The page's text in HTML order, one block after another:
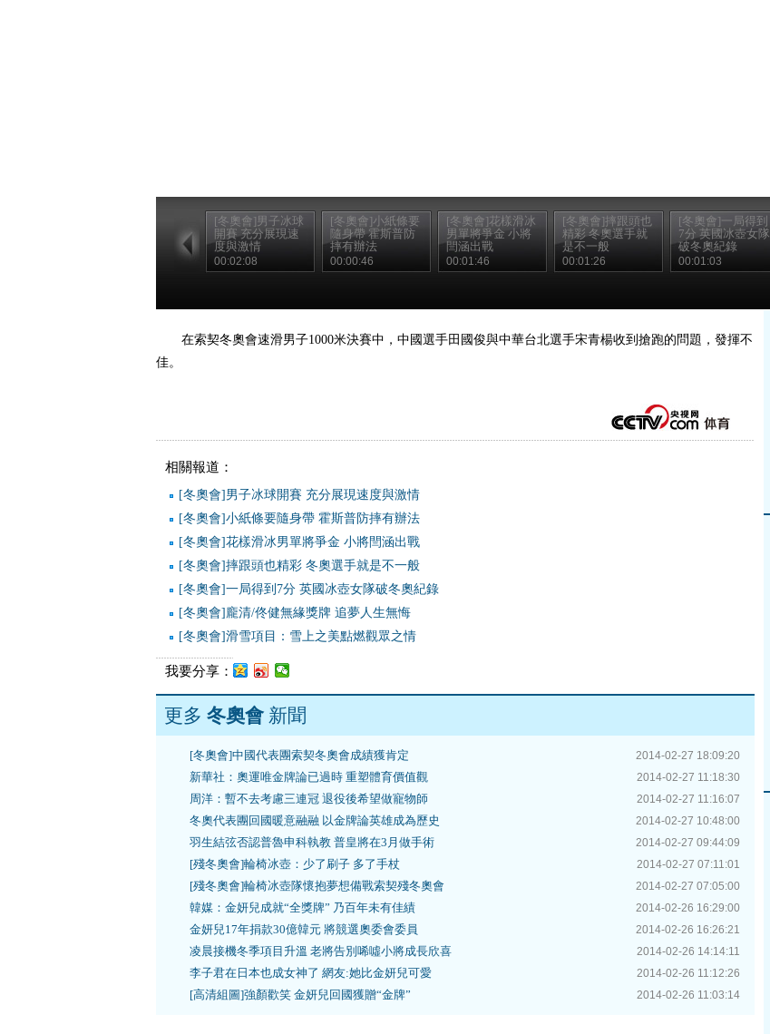
[冬奧會]男子冰球
開賽 充分展現速
度與激情
00:02:08
[冬奧會]小紙條要
隨身帶 霍斯普防
摔有辦法
00:00:46
[冬奧會]花樣滑冰
男單將爭金 小將
閆涵出戰
00:01:46
[冬奧會]摔跟頭也
精彩 冬奧選手就
是不一般
00:01:26
[冬奧會]一局得到
7分 英國冰壺女隊
破冬奧紀錄
00:01:03
在索契冬奧會速滑男子1000米決賽中，中國選手田國俊與中華台北選手宋青楊收到搶跑的問題，發揮不
佳。
相關報道：
[冬奧會]男子冰球開賽 充分展現速度與激情
[冬奧會]小紙條要隨身帶 霍斯普防摔有辦法
[冬奧會]花樣滑冰男單將爭金 小將閆涵出戰
[冬奧會]摔跟頭也精彩 冬奧選手就是不一般
[冬奧會]一局得到7分 英國冰壺女隊破冬奧紀錄
[冬奧會]龐清/佟健無緣獎牌 追夢人生無悔
[冬奧會]滑雪項目：雪上之美點燃觀眾之情
我要分享：
更多 冬奧會新聞
2014-02-27 18:09:20
[冬奧會]中國代表團索契冬奧會成績獲肯定
2014-02-27 11:18:30
新華社：奧運唯金牌論已過時 重塑體育價值觀
2014-02-27 11:16:07
周洋：暫不去考慮三連冠 退役後希望做寵物師
2014-02-27 10:48:00
冬奧代表團回國暖意融融 以金牌論英雄成為歷史
2014-02-27 09:44:09
羽生結弦否認普魯申科執教 普皇將在3月做手術
2014-02-27 07:11:01
[殘冬奧會]輪椅冰壺：少了刷子 多了手杖
2014-02-27 07:05:00
[殘冬奧會]輪椅冰壺隊懷抱夢想備戰索契殘冬奧會
2014-02-26 16:29:00
韓媒：金妍兒成就“全獎牌” 乃百年未有佳績
2014-02-26 16:26:21
金妍兒17年捐款30億韓元 將競選奧委會委員
2014-02-26 14:14:11
凌晨接機冬季項目升溫 老將告別唏噓小將成長欣喜
2014-02-26 11:12:26
李子君在日本也成女神了 網友:她比金妍兒可愛
2014-02-26 11:03:14
[高清組圖]強顏歡笑 金妍兒回國獲贈“金牌”